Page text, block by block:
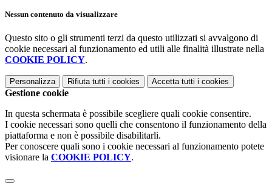
Nessun contenuto da visualizzare
Questo sito o gli strumenti terzi da questo utilizzati si avvalgono di
cookie necessari al funzionamento ed utili alle finalità illustrate nella
COOKIE POLICY.
Personalizza Rifiuta tutti i cookies Accetta tutti i cookies
Gestione cookie
In questa schermata è possibile scegliere quali cookie consentire.
I cookie necessari sono quelli che consentono il funzionamento della
piattaforma e non è possibile disabilitarli.
Per conoscere quali sono i cookie necessari al funzionamento potete
visionare la COOKIE POLICY.